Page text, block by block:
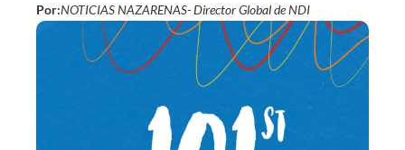
Por:NOTICIAS NAZARENAS- Director Global de NDI